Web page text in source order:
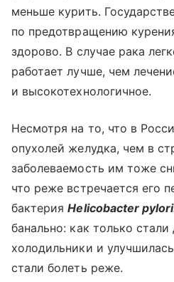
меньше курить.
по предотвращению
здорово. В случае рака
работает лучше, чем
и высокотехнологичное.
Несмотря на то, что в
опухолей желудка, чем в
заболеваемость им тоже
что реже встречается его
бактерияHelicobacter
банально: как только
холодильники и
стали болеть реже.